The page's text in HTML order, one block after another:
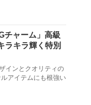
チャーム」高級
ラキラ輝く特別
インとクオリティの
アイテムにも根強い